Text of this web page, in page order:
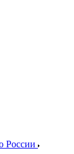
России